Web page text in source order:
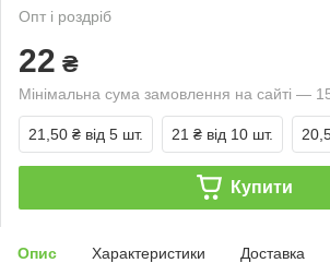
Опт і роздріб
22 ₴
Мінімальна сума замовлення на сайті —
21,50 ₴ від 5 шт. 21 ₴ від 10 шт.
Купити
Опис Характеристики Доставка